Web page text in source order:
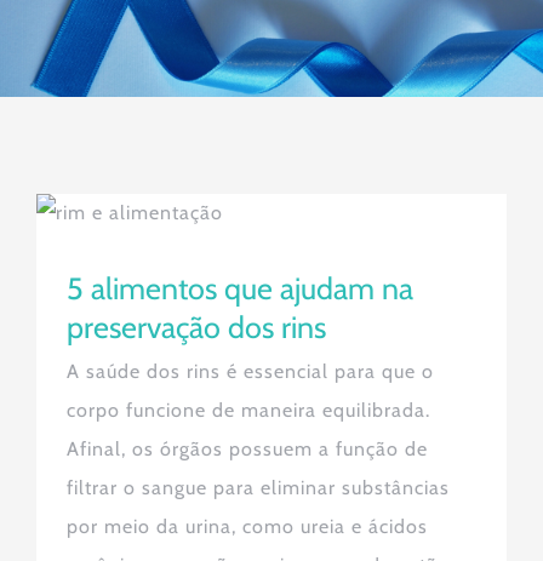
5 alimentos que ajudam na
5 alimentos que ajudam na
preservação dos rins
A saúde dos rins é essencial para que o
corpo funcione de maneira equilibrada.
Afinal, os órgãos possuem a função de
filtrar o sangue para eliminar substâncias
por meio da urina, como ureia e ácidos